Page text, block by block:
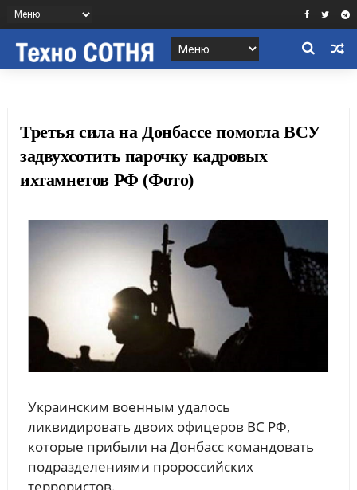
Третья сила на Донбассе помогла ВСУ
задвухсотить парочку кадровых
ихтамнетов РФ (Фото)
Украинским военным удалось
ликвидировать двоих офицеров ВС РФ,
которые прибыли на Донбасс командовать
подразделениями пророссийских